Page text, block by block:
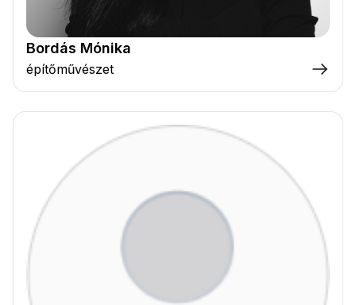
Bordás Mónika
építőművészet